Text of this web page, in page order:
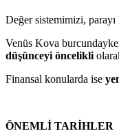
Değer sistemimizi,
Venüs Kova
düşünceyi öncelikli
Finansal konularda ise
ÖNEMLİ TARİHLER